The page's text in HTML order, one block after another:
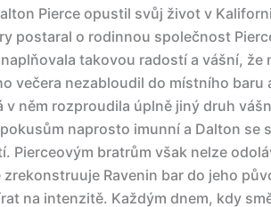
Pierce opustil svůj život v
postaral o rodinnou společnost
takovou radostí a vášní, že
večera nezabloudil do místního baru
něm rozproudila úplně jiný druh
naprosto imunní a Dalton se
Pierceovým bratrům však nelze
Ravenin bar do jeho
na intenzitě. Každým dnem, kdy